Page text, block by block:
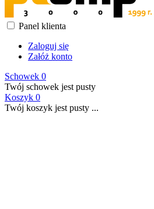
Panel klienta
Zaloguj się
Załóż konto
Schowek 0
Twój schowek jest pusty
Koszyk 0
Twój koszyk jest pusty ...